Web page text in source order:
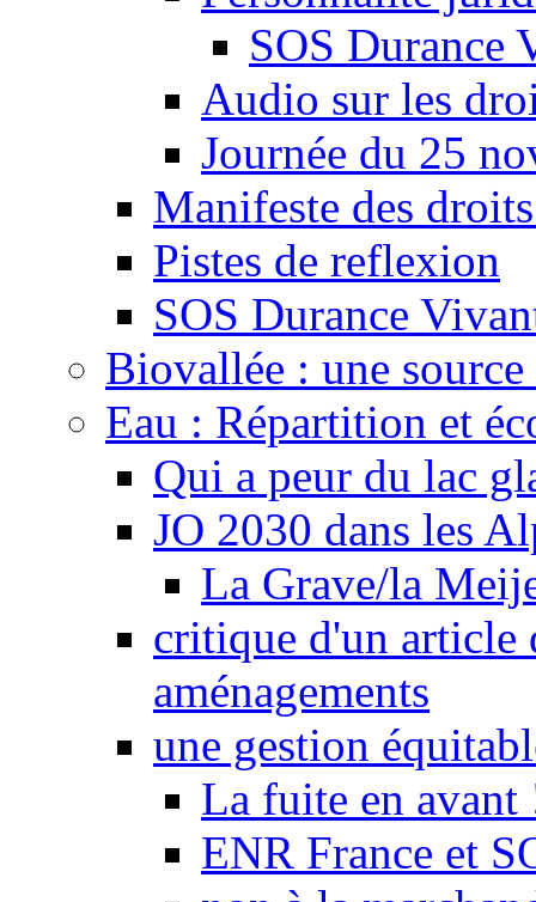
SOS Durance
Audio sur les
Journée du 25
Manifeste des
Pistes de reflexion
SOS Durance
Biovallée : une
Eau : Répartition et
Qui a peur du lac
JO 2030 dans les
La Grave/la
critique d'un article
aménagements
une gestion
La fuite en avant
ENR France et